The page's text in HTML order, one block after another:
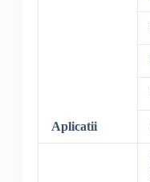
Aplicatii